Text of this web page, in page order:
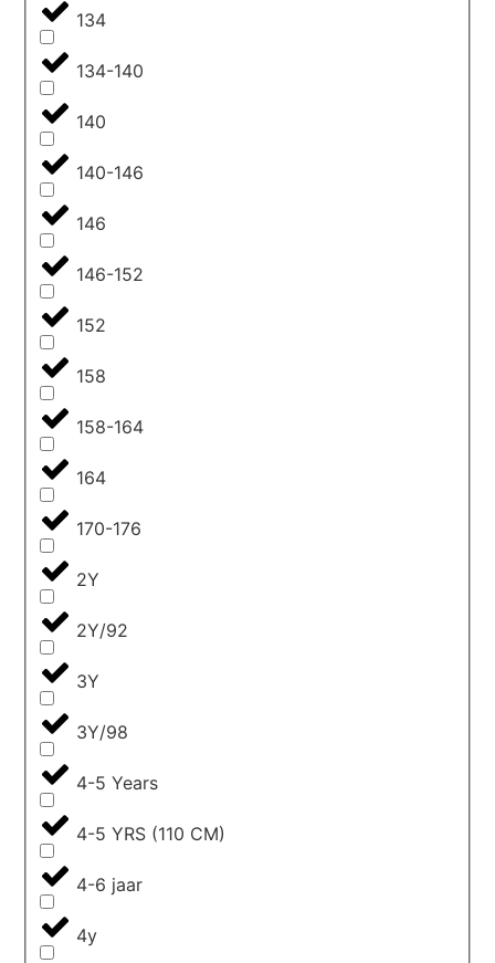
134
134-140
140
140-146
146
146-152
152
158
158-164
164
170-176
2Y
2Y/92
3Y
3Y/98
4-5 Years
4-5 YRS (110 CM)
4-6 jaar
4y